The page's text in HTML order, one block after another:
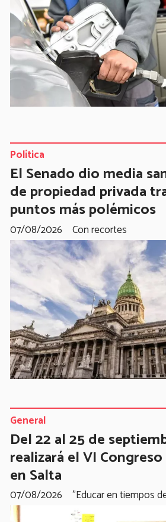
El Senado dio media
de propiedad privada
puntos más polémicos
Con recortes
Política
07/08/2026
Del 22 al 25 de
realizará el VI
en Salta
"Educar en tiempos
General
07/08/2026